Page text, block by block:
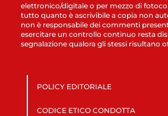
elettronico/digitale o per mezzo di
tutto quanto è ascrivibile a copia non
non è responsabile dei commenti
esercitare un controllo continuo resta
segnalazione qualora gli stessi risultano
POLICY EDITORIALE
CODICE ETICO CONDOTTA